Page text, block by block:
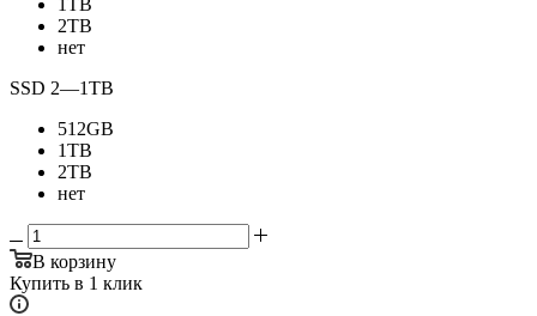
2TB
нет
SSD 2—1TB
512GB
1TB
2TB
нет
В корзину
Купить в 1 клик